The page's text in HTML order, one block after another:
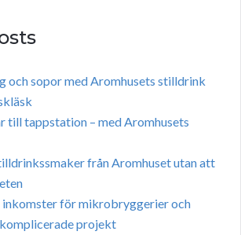
och sopor med Aromhusets stilldrink
till tappstation – med Aromhusets
från Aromhuset utan att
inkomster för mikrobryggerier och
projekt